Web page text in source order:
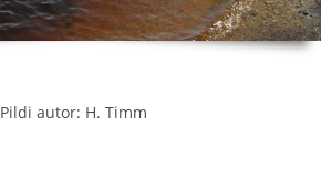
Pildi autor: H. Timm